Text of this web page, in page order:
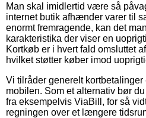
Man skal imidlertid være så
internet butik afhænder varer til
enormt fremragende, kan det
karakteristika der viser en
Kortkøb er i hvert fald omsluttet
hvilket støtter køber imod
Vi tilråder generelt kortbetalinger
mobilen. Som et alternativ bør
fra eksempelvis ViaBill, for så
regningen over et længere